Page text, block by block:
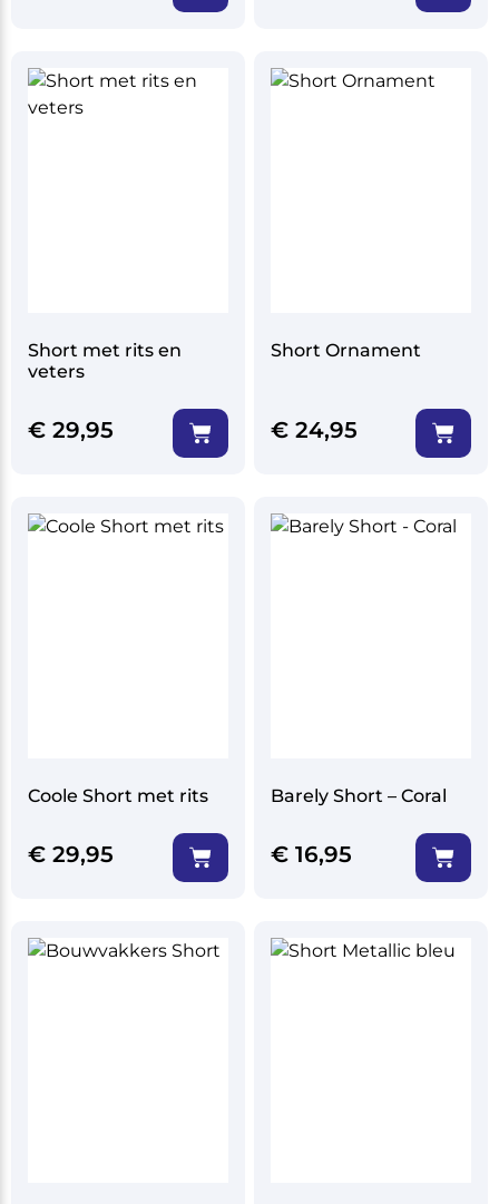
Short met rits en
veters
€ 29,95
Short Ornament
€ 24,95
Coole Short met rits
€ 29,95
Barely Short – Coral
€ 16,95